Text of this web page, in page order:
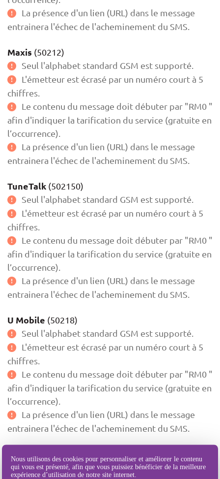
Nous utilisons des cookies pour personnaliser et améliorer le contenu
qui vous est présenté, afin que vous puissiez bénéficier de la meilleure
expérience d’utilisation de notre site internet.
La présence d'un lien (URL) dans le message
entrainera l'échec de l'acheminement du SMS.
Maxis (50212)
Seul l'alphabet standard GSM est supporté.
L'émetteur est écrasé par un numéro court à 5
chiffres.
Le contenu du message doit débuter par "RM0 "
afin d'indiquer la tarification du service (gratuite en
l’occurrence).
La présence d'un lien (URL) dans le message
entrainera l'échec de l'acheminement du SMS.
TuneTalk (502150)
Seul l'alphabet standard GSM est supporté.
L'émetteur est écrasé par un numéro court à 5
chiffres.
Le contenu du message doit débuter par "RM0 "
afin d'indiquer la tarification du service (gratuite en
l’occurrence).
La présence d'un lien (URL) dans le message
entrainera l'échec de l'acheminement du SMS.
U Mobile (50218)
Seul l'alphabet standard GSM est supporté.
L'émetteur est écrasé par un numéro court à 5
chiffres.
Le contenu du message doit débuter par "RM0 "
afin d'indiquer la tarification du service (gratuite en
l’occurrence).
La présence d'un lien (URL) dans le message
entrainera l'échec de l'acheminement du SMS.
Unifi (Telekom Malaysia)
(502153)
Seul l'alphabet standard GSM est supporté.